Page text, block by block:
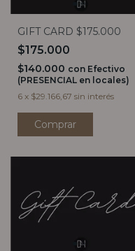
GIFT CARD $175.000
$175.000
$140.000 con Efectivo
(PRESENCIAL en locales)
6 x $29.166,67 sin interés